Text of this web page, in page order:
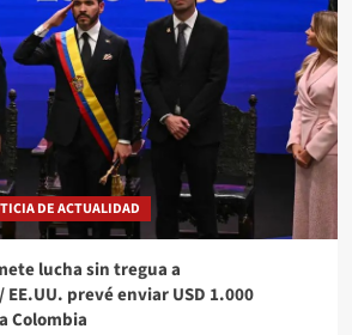
DE ACTUALIDAD
lucha sin tregua a
prevé enviar USD 1.000
Colombia